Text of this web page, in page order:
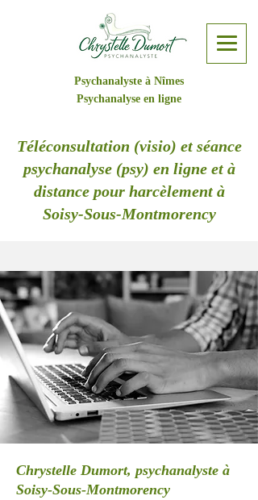
Psychanalyste à Nîmes
Psychanalyse en ligne
Téléconsultation (visio) et séance
psychanalyse (psy) en ligne et à
distance pour harcèlement à
Soisy-Sous-Montmorency
Chrystelle Dumort, psychanalyste à
Soisy-Sous-Montmorency